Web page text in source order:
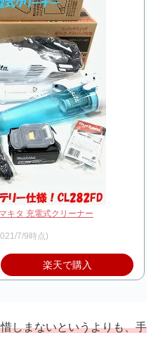
キタ 充電式クリーナー
7/9時点)
楽天で購入
しまないというよりも、手